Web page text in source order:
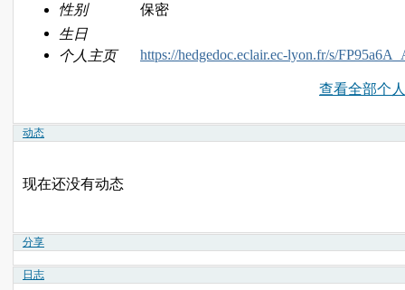
性别
保密
生日
个人主页
https://hedgedoc.eclair.ec-lyon.fr/s/
查看全部个
动态
现在还没有动态
分享
日志